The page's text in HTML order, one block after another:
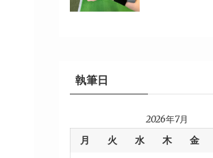
執筆日
2026年7月
月 火 水 木 金